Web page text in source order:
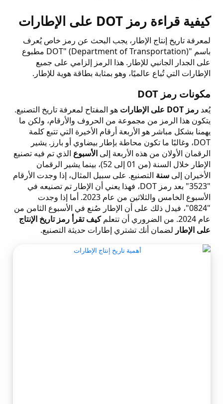
كيفية قراءة رمز DOT على الإطارات
لمعرفة تاريخ إنتاج الإطار، يجب البحث عن رمز خاص يُعرف
باسم "DOT" (Department of Transportation) مطبوع
على الجدار الجانبي للإطار. هذا الرمز إلزامي على جميع
الإطارات التي تُباع عالميًا، وهو بمثابة بطاقة هوية للإطار.
مكونات رمز DOT
يُعدرمز DOT على الإطارات
هو المفتاح لمعرفة تاريخ التصنيع.
يتكون هذا الرمز من مجموعة من الحروف والأرقام، ولكن ما
يهمنا بشكل مباشر هو الأربعة أرقام الأخيرة التي تتبع كلمة
DOT، وغالبًا ما تكون محاطة بإطار بيضاوي أو بارز. يشير
الرقمان الأولان من هذه الأربعة إلىالأسبوع الذي تم فيه تصنيع
الإطار خلال السنة (من 01 إلى 52)، بينما يشير الرقمان
الأخيران إلىسنة التصنيع. على سبيل المثال، إذا وجدت الأرقام
"3523" بعد رمز DOT، فهذا يعني أن الإطار تم تصنيعه في
الأسبوع الخامس والثلاثين من عام 2023. أما إذا وجدت
"0824"، فيدل ذلك على أن الإطار صُنع في الأسبوع الثامن من
عام 2024. من الضروري أن تتعلم
كيف تقرأ رمز تاريخ الإنتاج
على الإطار لضمان أنك تشتري إطارات حديثة التصنيع.